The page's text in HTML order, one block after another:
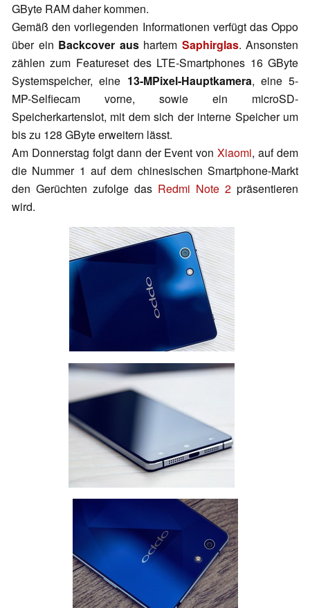
GByte RAM daher kommen.
Gemäß den vorliegenden Informationen verfügt das Oppo
über ein Backcover aushartem Saphirglas. Ansonsten
zählen zum Featureset des LTE-Smartphones 16 GByte
Systemspeicher, eine 13-MPixel-Hauptkamera, eine 5-
MP-Selfiecam vorne, sowie ein microSD-
Speicherkartenslot, mit dem sich der interne Speicher um
bis zu 128 GByte erweitern lässt.
Am Donnerstag folgt dann der Event vonXiaomi, auf dem
die Nummer 1 auf dem chinesischen Smartphone-Markt
den Gerüchten zufolge das Redmi Note 2 präsentieren
wird.